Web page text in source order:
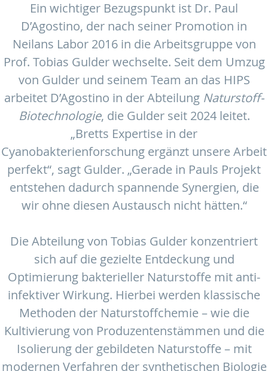
Ein wichtiger Bezugspunkt ist Dr. Paul
D’Agostino, der nach seiner Promotion in
Neilans Labor 2016 in die Arbeitsgruppe von
Prof. Tobias Gulder wechselte. Seit dem Umzug
von Gulder und seinem Team an das HIPS
arbeitet D’Agostino in der Abteilung Naturstoff-
Biotechnologie, die Gulder seit 2024 leitet.
„Bretts Expertise in der
Cyanobakterienforschung ergänzt unsere Arbeit
perfekt“, sagt Gulder. „Gerade in Pauls Projekt
entstehen dadurch spannende Synergien, die
wir ohne diesen Austausch nicht hätten.“
Die Abteilung von Tobias Gulder konzentriert
sich auf die gezielte Entdeckung und
Optimierung bakterieller Naturstoffe mit anti-
infektiver Wirkung. Hierbei werden klassische
Methoden der Naturstoffchemie – wie die
Kultivierung von Produzentenstämmen und die
Isolierung der gebildeten Naturstoffe – mit
modernen Verfahren der synthetischen Biologie